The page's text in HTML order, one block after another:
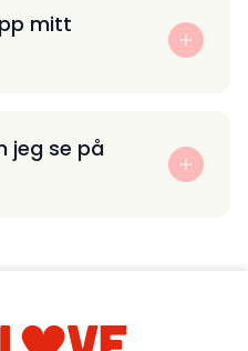
mitt
jeg se på